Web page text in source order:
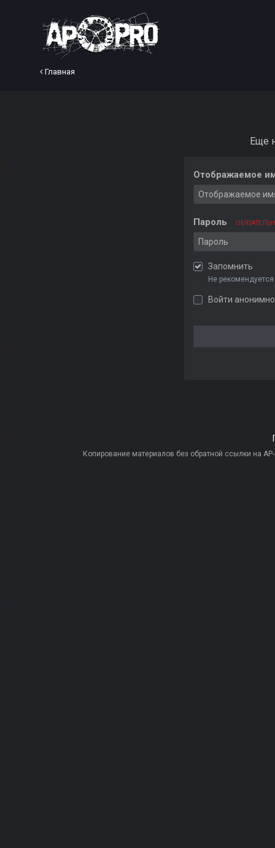
Главная
Еще
Отображаемое
Пароль
Запомнить
Не
Войти анонимно
Копирование материалов без обратной ссылки на